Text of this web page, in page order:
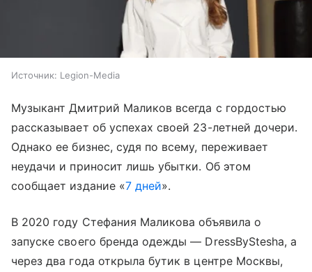
Источник: Legion-Media
Музыкант Дмитрий Маликов всегда с гордостью
рассказывает об успехах своей 23-летней дочери.
Однако ее бизнес, судя по всему, переживает
неудачи и приносит лишь убытки. Об этом
сообщает издание «7 дней».
В 2020 году Стефания Маликова объявила о
запуске своего бренда одежды — DressByStesha, а
через два года открыла бутик в центре Москвы,